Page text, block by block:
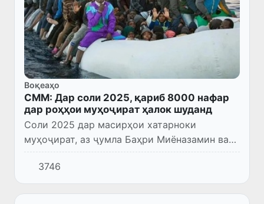
Воқеаҳо
СММ: Дар соли 2025, қариб 8000 нафар
дар роҳҳои муҳоҷират ҳалок шуданд
Соли 2025 дар масирҳои хатарноки
муҳоҷират, аз ҷумла Баҳри Миёназамин ва
минтақаи Шохи Африқо, қариб 8000 нафар
ҳалок ё бедарак шудаанд.
3746